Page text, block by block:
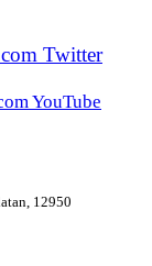
Twitter
YouTube
12950